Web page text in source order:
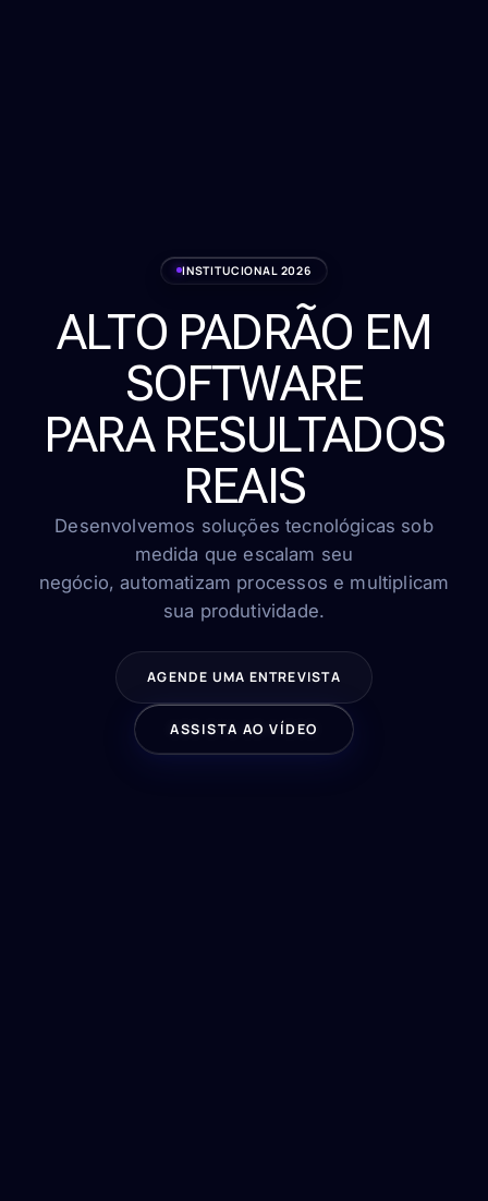
Serviços
Sobre
Clientes
Contato
FALE CONOSCO
INSTITUCIONAL 2026
ALTO PADRÃO EM
SOFTWARE
PARA RESULTADOS
REAIS
Desenvolvemos soluções tecnológicas sob
medida que escalam seu
negócio, automatizam processos e multiplicam
sua produtividade.
AGENDE UMA ENTREVISTA
ASSISTA AO VÍDEO